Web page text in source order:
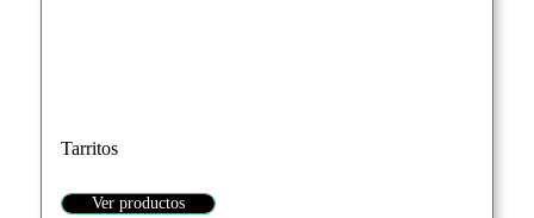
Tarritos
Ver productos